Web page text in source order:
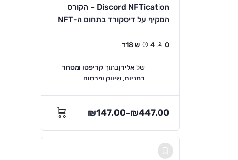
Discord NFTication – הקורס
המקיף על דיסקורד בתחום ה-NFT
0 4ש 18ד
של אלירןבתוך קריפטו ומסחר
במניות, שיווק ופרסום
₪147.00–₪447.00